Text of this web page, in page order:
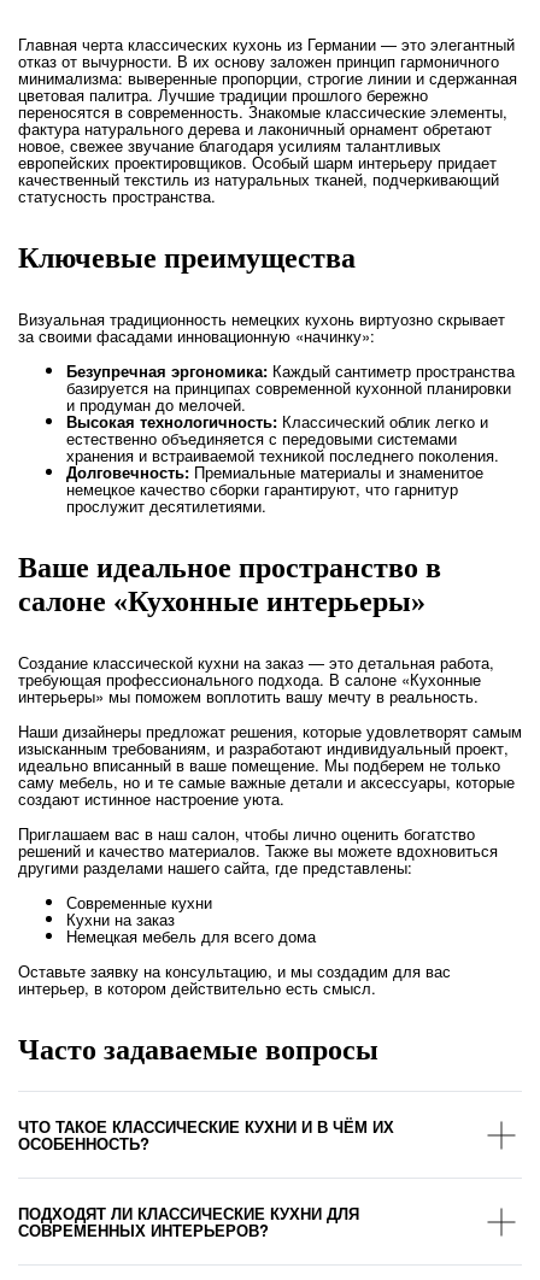
Главная черта классических кухонь из Германии — это элегантный
отказ от вычурности. В их основу заложен принцип гармоничного
минимализма: выверенные пропорции, строгие линии и сдержанная
цветовая палитра. Лучшие традиции прошлого бережно
переносятся в современность. Знакомые классические элементы,
фактура натурального дерева и лаконичный орнамент обретают
новое, свежее звучание благодаря усилиям талантливых
европейских проектировщиков. Особый шарм интерьеру придает
качественный текстиль из натуральных тканей, подчеркивающий
статусность пространства.
Ключевые преимущества
Визуальная традиционность немецких кухонь виртуозно скрывает
за своими фасадами инновационную «начинку»:
Безупречная эргономика: Каждый сантиметр пространства
базируется на принципах современной кухонной планировки
и продуман до мелочей.
Высокая технологичность: Классический облик легко и
естественно объединяется с передовыми системами
хранения и встраиваемой техникой последнего поколения.
Долговечность: Премиальные материалы и знаменитое
немецкое качество сборки гарантируют, что гарнитур
прослужит десятилетиями.
Ваше идеальное пространство в
салоне «Кухонные интерьеры»
Создание классической кухни на заказ — это детальная работа,
требующая профессионального подхода. В салоне «Кухонные
интерьеры» мы поможем воплотить вашу мечту в реальность.
Наши дизайнеры предложат решения, которые удовлетворят самым
изысканным требованиям, и разработают индивидуальный проект,
идеально вписанный в ваше помещение. Мы подберем не только
саму мебель, но и те самые важные детали и аксессуары, которые
создают истинное настроение уюта.
Приглашаем вас в наш салон, чтобы лично оценить богатство
решений и качество материалов. Также вы можете вдохновиться
другими разделами нашего сайта, где представлены:
Современные кухни
Кухни на заказ
Немецкая мебель для всего дома
Оставьте заявку на консультацию, и мы создадим для вас
интерьер, в котором действительно есть смысл.
Часто задаваемые вопросы
ЧТО ТАКОЕ КЛАССИЧЕСКИЕ КУХНИ И В ЧЁМ ИХ
ОСОБЕННОСТЬ?
ПОДХОДЯТ ЛИ КЛАССИЧЕСКИЕ КУХНИ ДЛЯ
СОВРЕМЕННЫХ ИНТЕРЬЕРОВ?